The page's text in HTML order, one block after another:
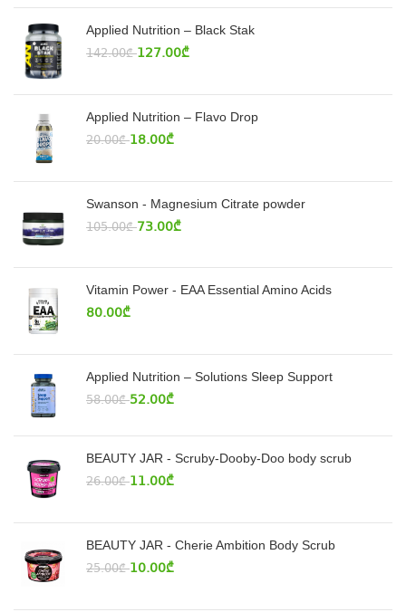
Applied Nutrition – Black Stak
142.00₾ 127.00₾
Applied Nutrition – Flavo Drop
20.00₾ 18.00₾
Swanson - Magnesium Citrate powder
105.00₾ 73.00₾
Vitamin Power - EAA Essential Amino Acids
80.00₾
Applied Nutrition – Solutions Sleep Support
58.00₾ 52.00₾
BEAUTY JAR - Scruby-Dooby-Doo body scrub
26.00₾ 11.00₾
BEAUTY JAR - Cherie Ambition Body Scrub
25.00₾ 10.00₾